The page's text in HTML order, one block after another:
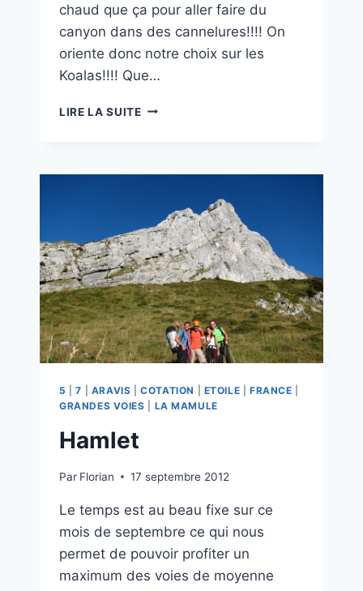
chaud que ça pour aller faire du
canyon dans des cannelures!!!! On
oriente donc notre choix sur les
Koalas!!!! Que…
LIRE LA SUITELES
5 |7 ARAVIS |COTATION ETOILE |FRANCE
GRANDES VOIES
LA MAMULE
Hamlet
Par Florian 17 septembre 2012
Le temps est au beau fixe sur ce
mois de septembre ce qui nous
permet de pouvoir profiter un
maximum des voies de moyenne